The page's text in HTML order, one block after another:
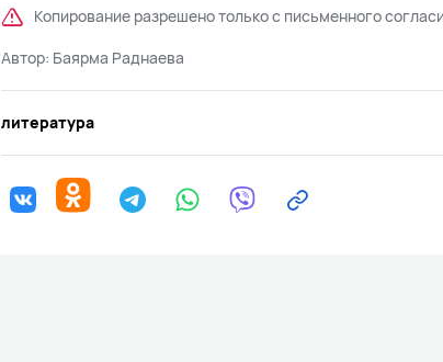
Копирование разрешено только с письменного
Автор: Баярма Раднаева
литература